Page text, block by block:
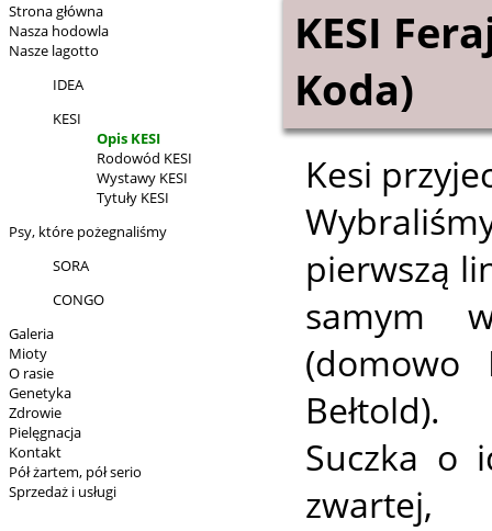
Strona główna
Nasza hodowla
Nasze lagotto
IDEA
KESI
Opis KESI
Rodowód KESI
Wystawy KESI
Tytuły KESI
Psy, które pożegnaliśmy
SORA
CONGO
Galeria
Mioty
O rasie
Genetyka
Zdrowie
Pielęgnacja
Kontakt
Pół żartem, pół serio
Sprzedaż i usługi
KESI
Koda)
Kesi
pierwszą
samym
(domowo
Bełtold).
Suczka o